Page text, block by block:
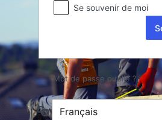
Se souvenir de moi
Mot de passe oublié ?
Langue